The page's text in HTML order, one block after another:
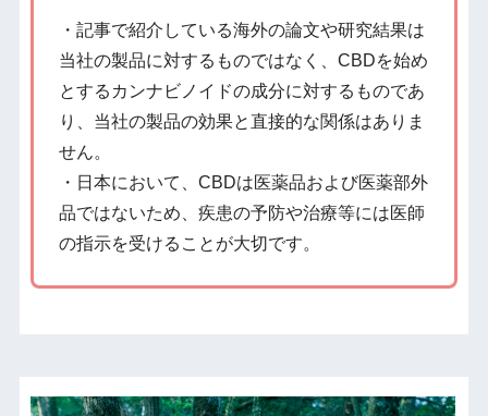
・記事で紹介している海外の論文や研究結果は
当社の製品に対するものではなく、CBDを始め
とするカンナビノイドの成分に対するものであ
り、当社の製品の効果と直接的な関係はありま
せん。
・日本において、CBDは医薬品および医薬部外
品ではないため、疾患の予防や治療等には医師
の指示を受けることが大切です。